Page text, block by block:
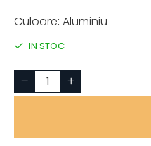
Culoare: Aluminiu
IN STOC